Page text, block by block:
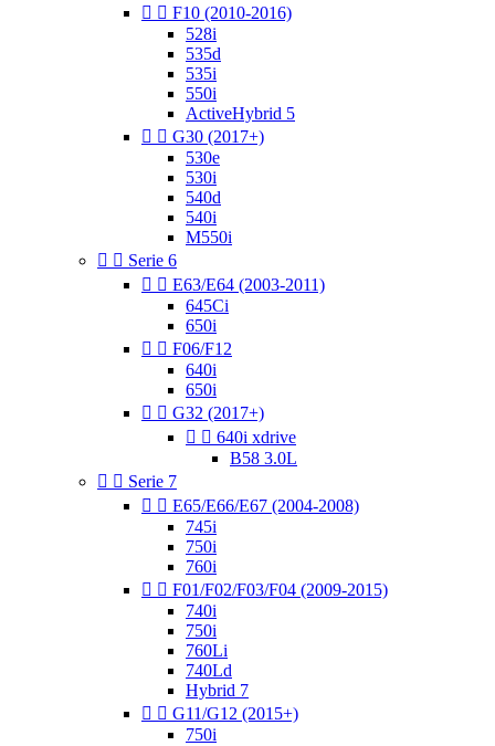
  F10 (2010-2016)
528i
535d
535i
550i
ActiveHybrid 5
  G30 (2017+)
530e
530i
540d
540i
M550i
  Serie 6
  E63/E64 (2003-2011)
645Ci
650i
  F06/F12
640i
650i
  G32 (2017+)
  640i xdrive
B58 3.0L
  Serie 7
  E65/E66/E67 (2004-2008)
745i
750i
760i
  F01/F02/F03/F04 (2009-2015)
740i
750i
760Li
740Ld
Hybrid 7
  G11/G12 (2015+)
750i